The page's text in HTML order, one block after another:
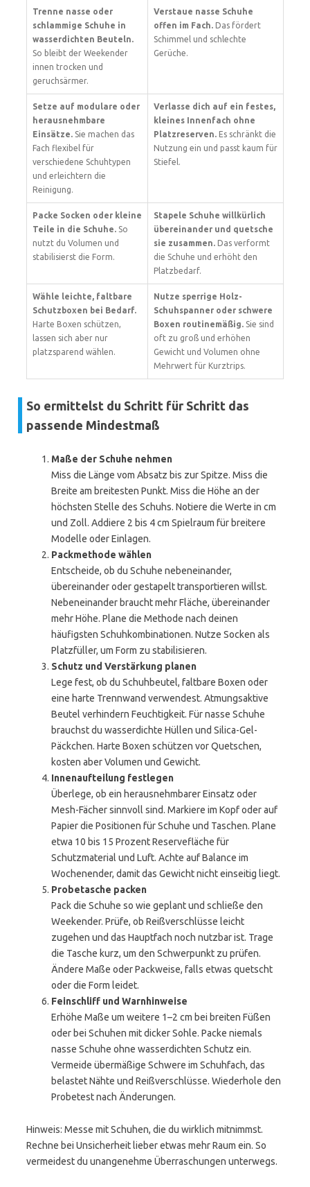
Trenne nasse oder
schlammige Schuhe in
wasserdichten Beuteln.
So bleibt der Weekender
innen trocken und
geruchsärmer.
Verstaue nasse Schuhe
offen im Fach. Das fördert
Schimmel und schlechte
Gerüche.
Setze auf modulare oder
herausnehmbare
Einsätze. Sie machen das
Fach flexibel für
verschiedene Schuhtypen
und erleichtern die
Reinigung.
Verlasse dich auf ein festes,
kleines Innenfach ohne
Platzreserven. Es schränkt die
Nutzung ein und passt kaum für
Stiefel.
Packe Socken oder kleine
Teile in die Schuhe. So
nutzt du Volumen und
stabilisierst die Form.
Stapele Schuhe willkürlich
übereinander und quetsche
sie zusammen. Das verformt
die Schuhe und erhöht den
Platzbedarf.
Wähle leichte, faltbare
Schutzboxen bei Bedarf.
Harte Boxen schützen,
lassen sich aber nur
platzsparend wählen.
Nutze sperrige Holz-
Schuhspanner oder schwere
Boxen routinemäßig. Sie sind
oft zu groß und erhöhen
Gewicht und Volumen ohne
Mehrwert für Kurztrips.
So ermittelst du Schritt für Schritt das
passende Mindestmaß
Maße der Schuhe nehmen
Miss die Länge vom Absatz bis zur Spitze. Miss die
Breite am breitesten Punkt. Miss die Höhe an der
höchsten Stelle des Schuhs. Notiere die Werte in cm
und Zoll. Addiere 2 bis 4 cm Spielraum für breitere
Modelle oder Einlagen.
Packmethode wählen
Entscheide, ob du Schuhe nebeneinander,
übereinander oder gestapelt transportieren willst.
Nebeneinander braucht mehr Fläche, übereinander
mehr Höhe. Plane die Methode nach deinen
häufigsten Schuhkombinationen. Nutze Socken als
Platzfüller, um Form zu stabilisieren.
Schutz und Verstärkung planen
Lege fest, ob du Schuhbeutel, faltbare Boxen oder
eine harte Trennwand verwendest. Atmungsaktive
Beutel verhindern Feuchtigkeit. Für nasse Schuhe
brauchst du wasserdichte Hüllen und Silica-Gel-
Päckchen. Harte Boxen schützen vor Quetschen,
kosten aber Volumen und Gewicht.
Innenaufteilung festlegen
Überlege, ob ein herausnehmbarer Einsatz oder
Mesh-Fächer sinnvoll sind. Markiere im Kopf oder auf
Papier die Positionen für Schuhe und Taschen. Plane
etwa 10 bis 15 Prozent Reservefläche für
Schutzmaterial und Luft. Achte auf Balance im
Wochenender, damit das Gewicht nicht einseitig liegt.
Probetasche packen
Pack die Schuhe so wie geplant und schließe den
Weekender. Prüfe, ob Reißverschlüsse leicht
zugehen und das Hauptfach noch nutzbar ist. Trage
die Tasche kurz, um den Schwerpunkt zu prüfen.
Ändere Maße oder Packweise, falls etwas quetscht
oder die Form leidet.
Feinschliff und Warnhinweise
Erhöhe Maße um weitere 1–2 cm bei breiten Füßen
oder bei Schuhen mit dicker Sohle. Packe niemals
nasse Schuhe ohne wasserdichten Schutz ein.
Vermeide übermäßige Schwere im Schuhfach, das
belastet Nähte und Reißverschlüsse. Wiederhole den
Probetest nach Änderungen.
Hinweis: Messe mit Schuhen, die du wirklich mitnimmst.
Rechne bei Unsicherheit lieber etwas mehr Raum ein. So
vermeidest du unangenehme Überraschungen unterwegs.